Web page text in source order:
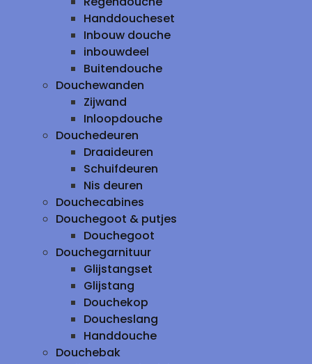
Handdoucheset
Inbouw douche
inbouwdeel
Buitendouche
Douchewanden
Zijwand
Inloopdouche
Douchedeuren
Draaideuren
Schuifdeuren
Nis deuren
Douchecabines
Douchegoot & putjes
Douchegoot
Douchegarnituur
Glijstangset
Glijstang
Douchekop
Doucheslang
Handdouche
Douchebak